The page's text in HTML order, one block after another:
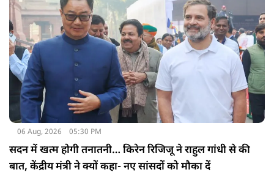
06 Aug, 2026 05:30 PM
सदन में खत्म होगी तनातनी… किरेन रिजिजू ने राहुल गांधी से की
बात, केंद्रीय मंत्री ने क्यों कहा- नए सांसदों को मौका दें